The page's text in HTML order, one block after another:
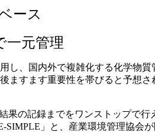
ース
一元管理
し、国内外で複雑化する化学物
ますます重要性を帯びると予想
果の記録までをワンストップで
」と、産業環境管理協会